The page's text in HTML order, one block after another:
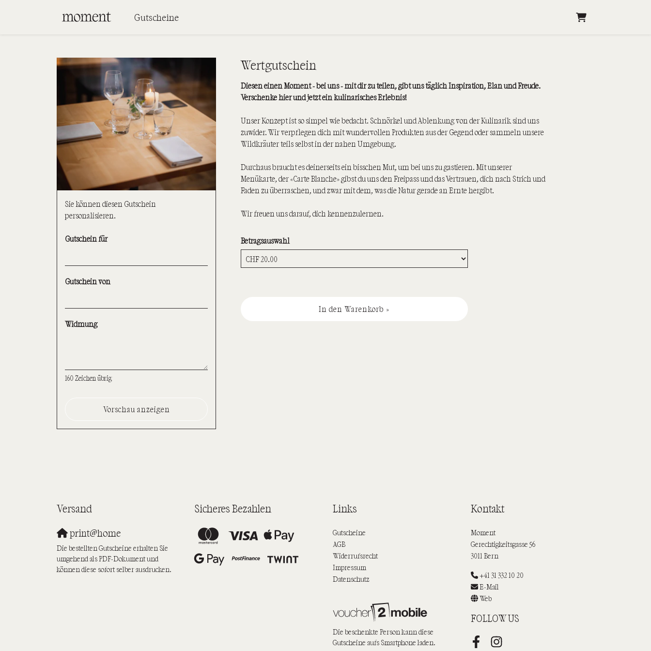
Gutscheine
Warenkorb
Sie können diesen Gutschein
personalisieren.
Gutschein für
Gutschein von
Widmung
160 Zeichen übrig
Vorschau anzeigen
Wertgutschein
Diesen einen Moment - bei uns - mit dir zu teilen, gibt uns täglich Inspiration, Elan und Freude.
Verschenke hier und jetzt ein kulinarisches Erlebnis!
Unser Konzept ist so simpel wie bedacht. Schnörkel und Ablenkung von der Kulinarik sind uns
zuwider. Wir verpflegen dich mit wundervollen Produkten aus der Gegend oder sammeln unsere
Wildkräuter teils selbst in der nahen Umgebung.
Durchaus braucht es deinerseits ein bisschen Mut, um bei uns zu gastieren. Mit unserer
Menükarte, der «Carte Blanche» gibst du uns den Freipass und das Vertrauen, dich nach Strich und
Faden zu überraschen, und zwar mit dem, was die Natur gerade an Ernte hergibt.
Wir freuen uns darauf, dich kennenzulernen.
Betragsauswahl
In den Warenkorb »
Versand
print@home
Die bestellten Gutscheine erhalten Sie
umgehend als PDF-Dokument und
können diese sofort selber ausdrucken.
Sicheres Bezahlen Links
Gutscheine
AGB
Widerrufsrecht
Impressum
Datenschutz
Die beschenkte Person kann diese
Gutscheine aufs Smartphone laden.
Kontakt
Moment
Gerechtigkeitsgasse 56
3011 Bern
+41 31 332 10 20
E-Mail
Web
FOLLOW US
FacebookInstagram